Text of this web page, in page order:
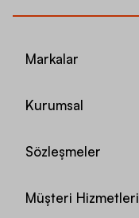
Markalar
Kurumsal
Sözleşmeler
Müşteri Hizmetleri